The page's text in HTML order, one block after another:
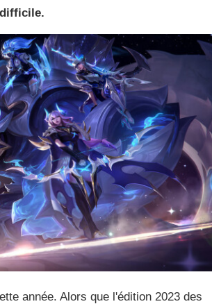
année. Alors que l'édition 2023 des